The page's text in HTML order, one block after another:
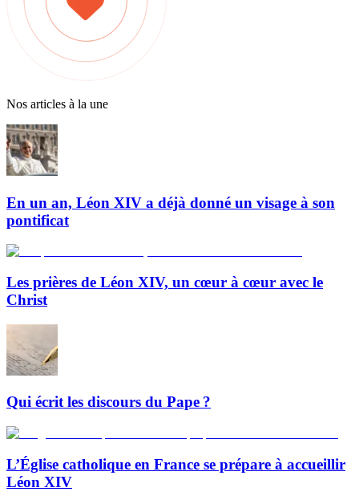
Nos articles à la une
En un an, Léon XIV a déjà donné un visage à son
pontificat
Les prières de Léon XIV, un cœur à cœur avec le
Christ
Qui écrit les discours du Pape ?
L’Église catholique en France se prépare à accueillir
Léon XIV